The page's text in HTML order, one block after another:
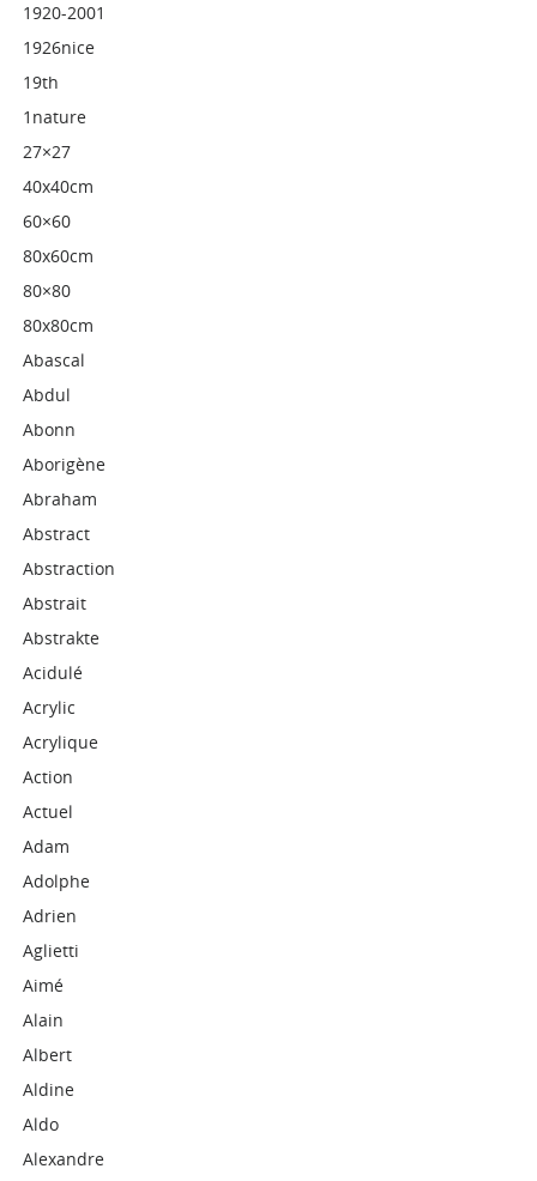
1920-2001
1926nice
19th
1nature
27×27
40x40cm
60×60
80x60cm
80×80
80x80cm
Abascal
Abdul
Abonn
Aborigène
Abraham
Abstract
Abstraction
Abstrait
Abstrakte
Acidulé
Acrylic
Acrylique
Action
Actuel
Adam
Adolphe
Adrien
Aglietti
Aimé
Alain
Albert
Aldine
Aldo
Alexandre